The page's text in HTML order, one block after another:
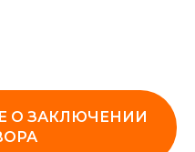
О ЗАКЛЮЧЕНИИ